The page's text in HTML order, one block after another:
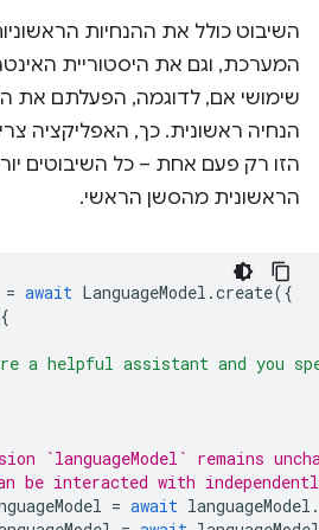
השיבוט כולל את ההנחיות
המערכת, וגם את היסטוריית
שימושי אם, לדוגמה, הפעלתם את
הנחיה ראשונית. כך, האפליקציה
הזו רק פעם אחת – כל השיבוטים
הראשונית מהסשן הראשי.
= await LanguageModel .create({
a helpful assistant and you
`languageModel` remains
be interacted with
= await languageModel .